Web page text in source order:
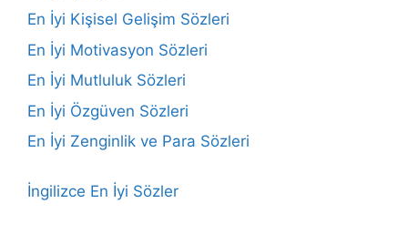
En İyi Kişisel Gelişim Sözleri
En İyi Motivasyon Sözleri
En İyi Mutluluk Sözleri
En İyi Özgüven Sözleri
En İyi Zenginlik ve Para Sözleri
İngilizce En İyi Sözler